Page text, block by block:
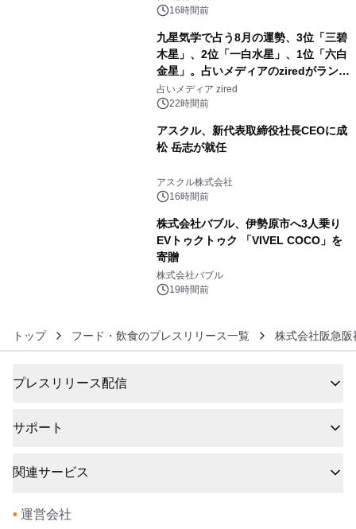
16時間前
九星気学で占う8月の運勢、3位「三碧
木星」、2位「一白水星」、1位「六白
金星」。占いメディアのziredがランキ
ングを発表
占いメディア zired
22時間前
アスクル、新代表取締役社長CEOに成
松 岳志が就任
アスクル株式会社
16時間前
株式会社バブル、伊勢原市へ3人乗り
EVトゥクトゥク 「VIVEL COCO」を
寄贈
株式会社バブル
19時間前
トップ フード・飲食のプレスリリース一覧 株式会社阪急阪
プレスリリース配信
サポート
関連サービス
• 運営会社